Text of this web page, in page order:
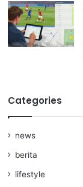
Categories
news
berita
lifestyle